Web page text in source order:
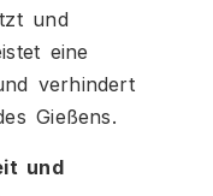
und
eine
verhindert
Gießens.
und